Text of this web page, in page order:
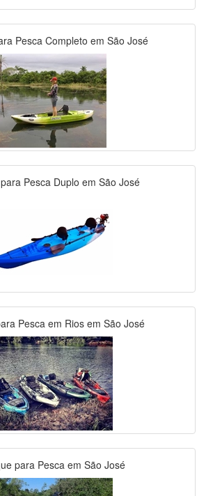
Pesca Completo em São José
Pesca Duplo em São José
Pesca em Rios em São José
para Pesca em São José